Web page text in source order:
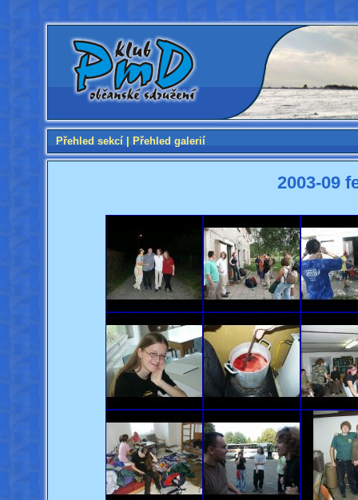
Přehled sekcí Přehled galerií
2003-09